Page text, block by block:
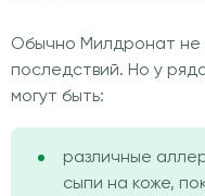
Обычно Милдронат не
последствий. Но у
могут быть:
различные
сыпи на коже,